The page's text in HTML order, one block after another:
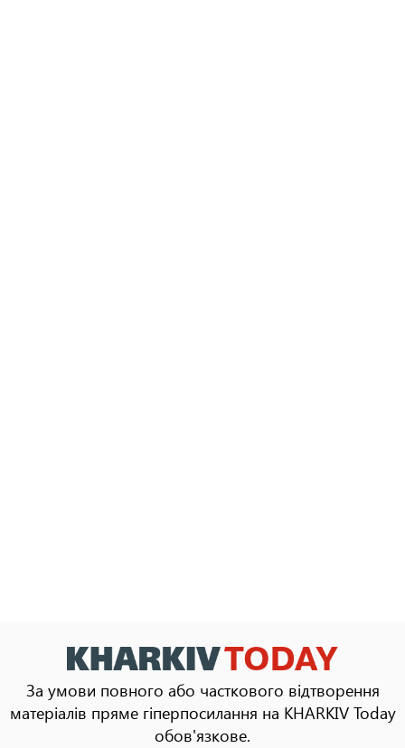
За умови повного або часткового відтворення
матеріалів пряме гіперпосилання на KHARKIV Today
обов'язкове.